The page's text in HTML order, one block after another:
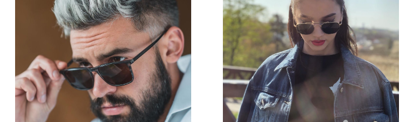
Geslacht:
Zonnebril voor mannen
Categorie:
Zonnebrillen
David Beckham
Functie:
Fashion
Code:
DB 1044/S 807 70 51